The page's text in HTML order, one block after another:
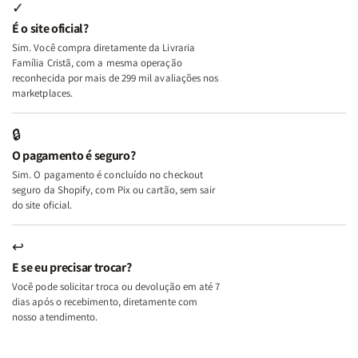
e
Deus
+
A
Mulher
Lar
+
A
Lar
✓
É o site oficial?
Sim. Você compra diretamente da Livraria
Família Cristã, com a mesma operação
reconhecida por mais de 299 mil avaliações nos
marketplaces.
🔒
O pagamento é seguro?
Sim. O pagamento é concluído no checkout
seguro da Shopify, com Pix ou cartão, sem sair
do site oficial.
↩
E se eu precisar trocar?
Você pode solicitar troca ou devolução em até 7
dias após o recebimento, diretamente com
nosso atendimento.